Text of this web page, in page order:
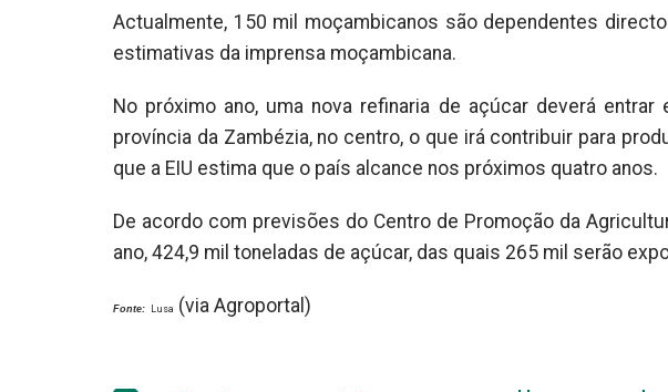
Actualmente, 150 mil moçambicanos são dependentes
estimativas da imprensa moçambicana.
No próximo ano, uma nova refinaria de açúcar deverá
província da Zambézia, no centro, o que irá contribuir para
que a EIU estima que o país alcance nos próximos quatro anos.
De acordo com previsões do Centro de Promoção da
ano, 424,9 mil toneladas de açúcar, das quais 265 mil serão
Fonte: Lusa (via Agroportal)